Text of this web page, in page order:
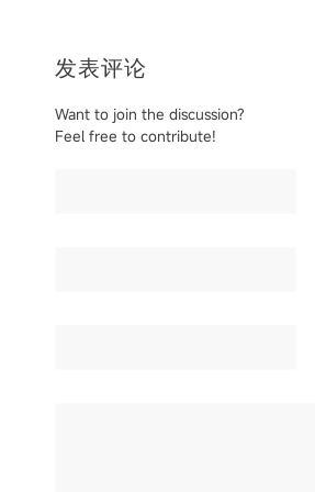
发表评论
Want to join the discussion?
Feel free to contribute!